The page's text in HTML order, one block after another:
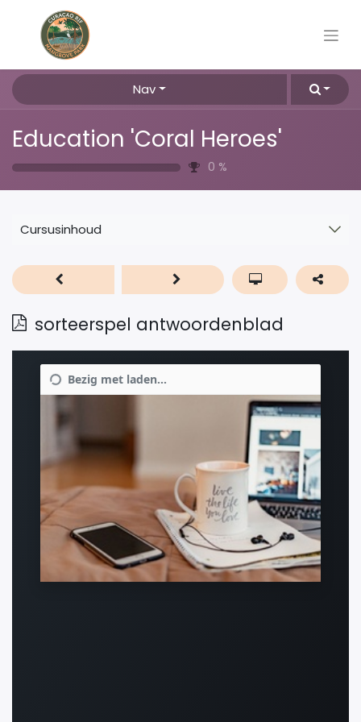
Nav
Education 'Coral Heroes'
0 %
Cursusinhoud
sorteerspel antwoordenblad